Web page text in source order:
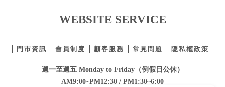
WEBSITE SERVICE
門市資訊 會員制度 顧客服務 常見問題 隱私權政策
週一至週五 Monday to Friday（例假日公休）
AM9:00~PM12:30 / PM1:30~6:00